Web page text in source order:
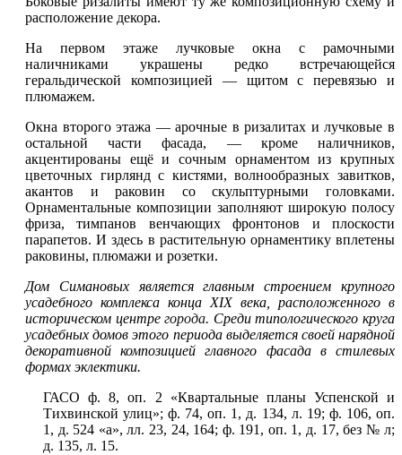
расположение декора.
На первом этаже лучковые окна с рамочными
наличниками украшены редко встречающейся
геральдической композицией — щитом с перевязью и
плюмажем.
Окна второго этажа — арочные в ризалитах и лучковые в
остальной части фасада, — кроме наличников,
акцентированы ещё и сочным орнаментом из крупных
цветочных гирлянд с кистями, волнообразных завитков,
акантов и раковин со скульптурными головками.
Орнаментальные композиции заполняют широкую полосу
фриза, тимпанов венчающих фронтонов и плоскости
парапетов. И здесь в растительную орнаментику вплетены
раковины, плюмажи и розетки.
Дом Симановых является главным строением крупного
усадебного комплекса конца XIX века, расположенного в
историческом центрегорода. Среди типологического круга
усадебных домов этого периода выделяется своей нарядной
декоративной композицией главного фасада в стилевых
формах эклектики.
ГАСО ф. 8, оп. 2 «Квартальные планы Успенской и
Тихвинской улиц»; ф. 74, оп. 1, д. 134, л. 19; ф. 106, оп.
1, д. 524 «а», лл. 23, 24, 164; ф. 191, оп. 1, д. 17, без № л;
д. 135, л. 15.